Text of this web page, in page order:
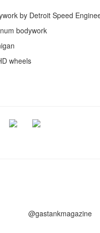
by Detroit Speed
bodywork
wheels
@gastankmagazine